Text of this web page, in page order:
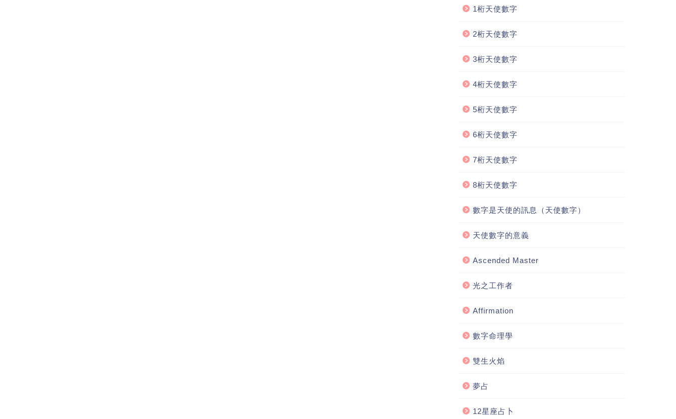
1桁天使數字
2桁天使數字
3桁天使數字
4桁天使數字
5桁天使數字
6桁天使數字
7桁天使數字
8桁天使數字
數字是天使的訊息（天使數字）
天使數字的意義
Ascended Master
光之工作者
Affirmation
數字命理學
雙生火焰
夢占
12星座占卜